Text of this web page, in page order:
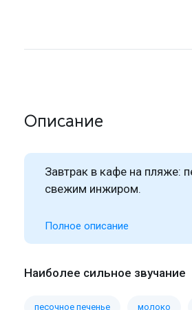
Описание
Завтрак в кафе на пляже:
свежим инжиром.
Полное описание
Наиболее сильное звучание
песочное печенье молоко